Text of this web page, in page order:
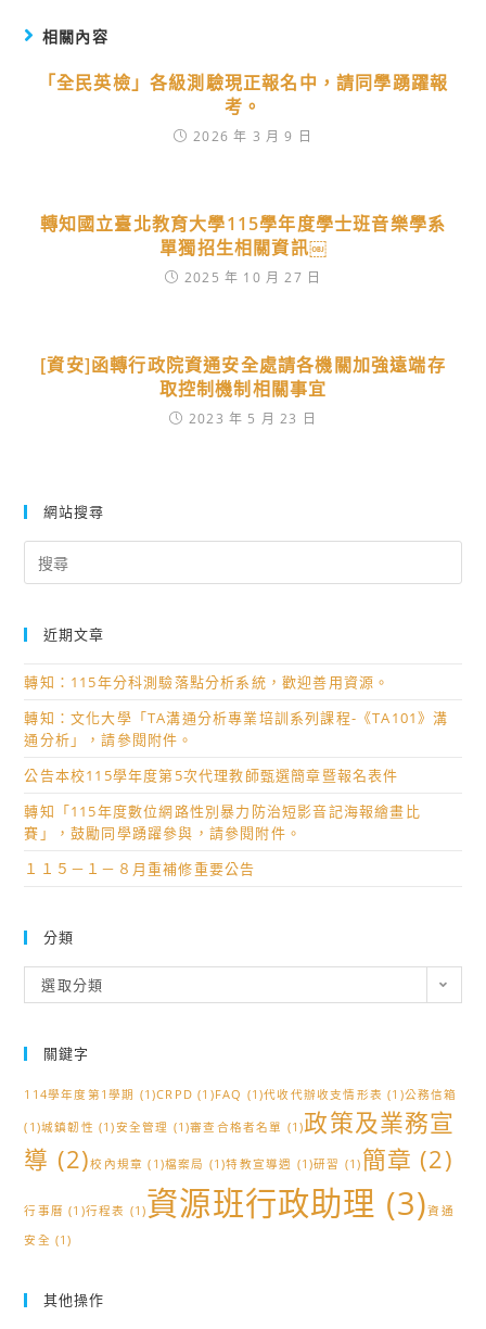
相關內容
「全民英檢」各級測驗現正報名中，請同學踴躍報
考。
2026 年 3 月 9 日
轉知國立臺北教育大學115學年度學士班音樂學系
單獨招生相關資訊￼
2025 年 10 月 27 日
[資安]函轉行政院資通安全處請各機關加強遠端存
取控制機制相關事宜
2023 年 5 月 23 日
網站搜尋
for:
近期文章
轉知：115年分科測驗落點分析系統，歡迎善用資源。
轉知：文化大學「TA溝通分析專業培訓系列課程-《TA101》溝
通分析」，請參閱附件。
公告本校115學年度第5次代理教師甄選簡章暨報名表件
轉知「115年度數位網路性別暴力防治短影音記海報繪畫比
賽」，鼓勵同學踴躍參與，請參閱附件。
１１５－１－８月重補修重要公告
分類
類
選取分類
關鍵字
114學年度第1學期 (1)CRPD (1)FAQ (1)代收代辦收支情形表 (1)公務信箱
(1)城鎮韌性 (1)安全管理 (1)審查合格者名單 (1)政策及業務宣
導 (2)校內規章 (1)檔案局 (1)特教宣導週 (1)研習 (1) 簡章 (2)
行事曆 (1)行程表 (1)資源班行政助理 (3)資通
安全 (1)
其他操作